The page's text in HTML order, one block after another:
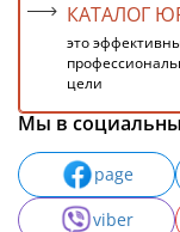
КАТАЛОГ
это
цели
Мы в
page
viber